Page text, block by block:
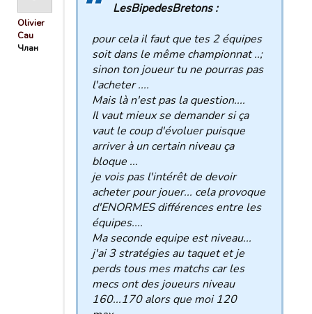
Olivier
Cau
Члан
LesBipedesBretons :
pour cela il faut que tes 2 équipes
soit dans le même championnat ..;
sinon ton joueur tu ne pourras pas
l'acheter ....
Mais là n'est pas la question....
Il vaut mieux se demander si ça
vaut le coup d'évoluer puisque
arriver à un certain niveau ça
bloque ...
je vois pas l'intérêt de devoir
acheter pour jouer... cela provoque
d'ENORMES différences entre les
équipes....
Ma seconde equipe est niveau...
j'ai 3 stratégies au taquet et je
perds tous mes matchs car les
mecs ont des joueurs niveau
160...170 alors que moi 120